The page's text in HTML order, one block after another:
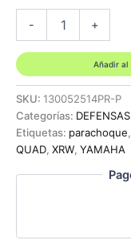
-
DELANTERA
COLOR
NEGRO
-
YAMAHA
YFM
350R
cantidad
+
Añadir
SKU: 130052514PR-P
Categorías: DEFENSAS
Etiquetas: parachoque,
QUAD, XRW, YAMAHA